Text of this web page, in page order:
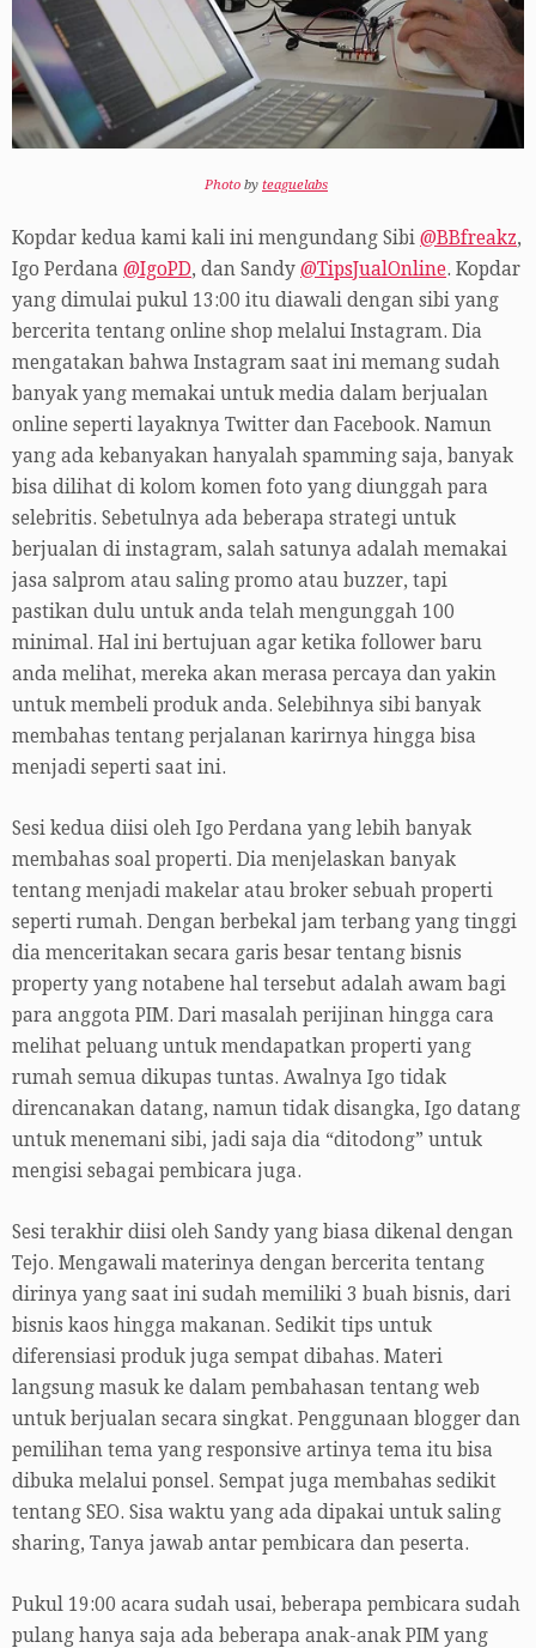
Photo by teaguelabs
Kopdar kedua kami kali ini mengundang Sibi @BBfreakz,
Igo Perdana @IgoPD, dan Sandy @TipsJualOnline. Kopdar
yang dimulai pukul 13:00 itu diawali dengan sibi yang
bercerita tentang online shop melalui Instagram. Dia
mengatakan bahwa Instagram saat ini memang sudah
banyak yang memakai untuk media dalam berjualan
online seperti layaknya Twitter dan Facebook. Namun
yang ada kebanyakan hanyalah spamming saja, banyak
bisa dilihat di kolom komen foto yang diunggah para
selebritis. Sebetulnya ada beberapa strategi untuk
berjualan di instagram, salah satunya adalah memakai
jasa salprom atau saling promo atau buzzer, tapi
pastikan dulu untuk anda telah mengunggah 100
minimal. Hal ini bertujuan agar ketika follower baru
anda melihat, mereka akan merasa percaya dan yakin
untuk membeli produk anda. Selebihnya sibi banyak
membahas tentang perjalanan karirnya hingga bisa
menjadi seperti saat ini.
Sesi kedua diisi oleh Igo Perdana yang lebih banyak
membahas soal properti. Dia menjelaskan banyak
tentang menjadi makelar atau broker sebuah properti
seperti rumah. Dengan berbekal jam terbang yang tinggi
dia menceritakan secara garis besar tentang bisnis
property yang notabene hal tersebut adalah awam bagi
para anggota PIM. Dari masalah perijinan hingga cara
melihat peluang untuk mendapatkan properti yang
rumah semua dikupas tuntas. Awalnya Igo tidak
direncanakan datang, namun tidak disangka, Igo datang
untuk menemani sibi, jadi saja dia “ditodong” untuk
mengisi sebagai pembicara juga.
Sesi terakhir diisi oleh Sandy yang biasa dikenal dengan
Tejo. Mengawali materinya dengan bercerita tentang
dirinya yang saat ini sudah memiliki 3 buah bisnis, dari
bisnis kaos hingga makanan. Sedikit tips untuk
diferensiasi produk juga sempat dibahas. Materi
langsung masuk ke dalam pembahasan tentang web
untuk berjualan secara singkat. Penggunaan blogger dan
pemilihan tema yang responsive artinya tema itu bisa
dibuka melalui ponsel. Sempat juga membahas sedikit
tentang SEO. Sisa waktu yang ada dipakai untuk saling
sharing, Tanya jawab antar pembicara dan peserta.
Pukul 19:00 acara sudah usai, beberapa pembicara sudah
pulang hanya saja ada beberapa anak-anak PIM yang